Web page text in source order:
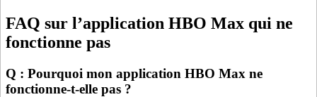
FAQ sur l’application HBO Max qui ne
fonctionne pas
Q : Pourquoi mon application HBO Max ne
fonctionne-t-elle pas ?